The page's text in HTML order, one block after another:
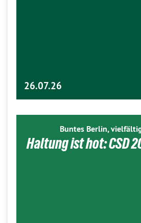
26.07.26
Buntes Berlin,
Haltung ist hot: CSD